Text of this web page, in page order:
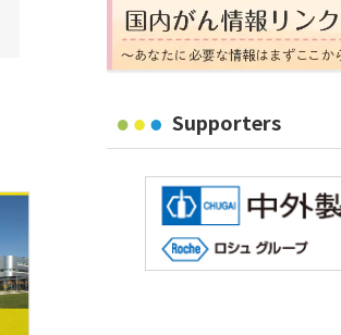
Supporters